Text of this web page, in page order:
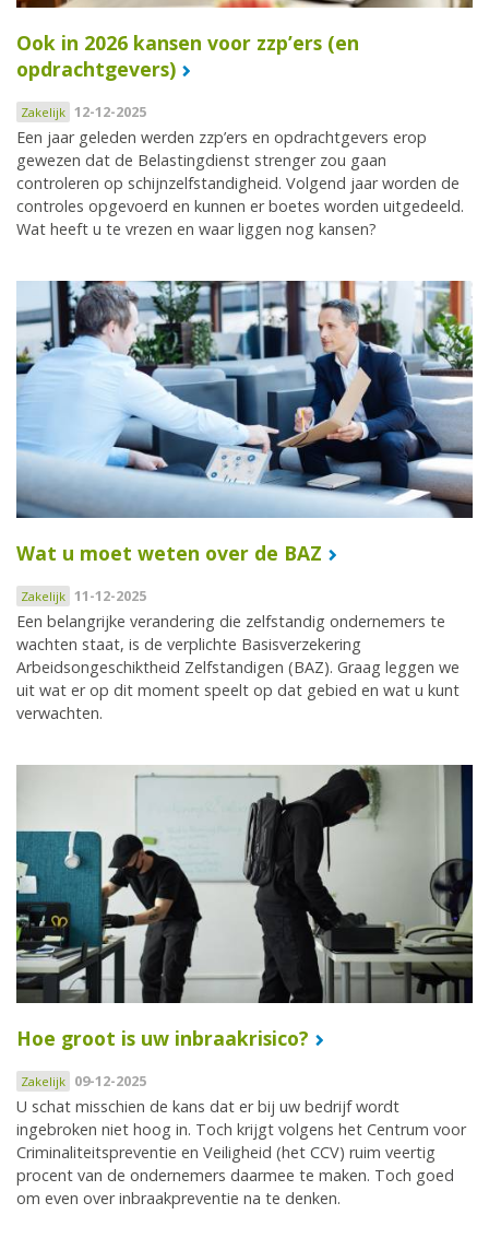
Ook in 2026 kansen voor zzp’ers (en
opdrachtgevers)
Zakelijk 12-12-2025
Een jaar geleden werden zzp’ers en opdrachtgevers erop
gewezen dat de Belastingdienst strenger zou gaan
controleren op schijnzelfstandigheid. Volgend jaar worden de
controles opgevoerd en kunnen er boetes worden uitgedeeld.
Wat heeft u te vrezen en waar liggen nog kansen?
Wat u moet weten over de BAZ
Zakelijk 11-12-2025
Een belangrijke verandering die zelfstandig ondernemers te
wachten staat, is de verplichte Basisverzekering
Arbeidsongeschiktheid Zelfstandigen (BAZ). Graag leggen we
uit wat er op dit moment speelt op dat gebied en wat u kunt
verwachten.
Hoe groot is uw inbraakrisico?
Zakelijk 09-12-2025
U schat misschien de kans dat er bij uw bedrijf wordt
ingebroken niet hoog in. Toch krijgt volgens het Centrum voor
Criminaliteitspreventie en Veiligheid (het CCV) ruim veertig
procent van de ondernemers daarmee te maken. Toch goed
om even over inbraakpreventie na te denken.